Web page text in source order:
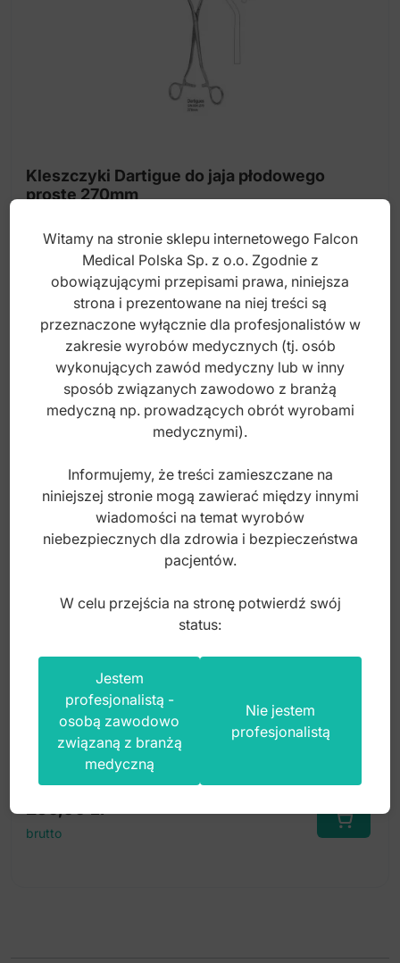
Kleszcze do polipów i jaja płodowego
Kleszcze do histerektomii
Skrobaczka maciczna ostra-giętka
Skrobaczka maciczna ostra-sztywna
Skrobaczka maciczna tępa-giętka
Skrobaczka maciczna tępa-sztywna
Kleszczyki Dartigue do jaja płodowego
proste 270mm
Index: GN.934.270
250,00zł
brutto
Kleszczyki Somer do jaja płodowego zagięte
230mm
Index: GN.939.235
250,00zł
brutto
Witamy na stronie sklepu internetowego Falcon
Medical Polska Sp. z o.o. Zgodnie z
obowiązującymi przepisami prawa, niniejsza
strona i prezentowane na niej treści są
przeznaczone wyłącznie dla profesjonalistów w
zakresie wyrobów medycznych (tj. osób
wykonujących zawód medyczny lub w inny
sposób związanych zawodowo z branżą
medyczną np. prowadzących obrót wyrobami
medycznymi).
Informujemy, że treści zamieszczane na
niniejszej stronie mogą zawierać między innymi
wiadomości na temat wyrobów
niebezpiecznych dla zdrowia i bezpieczeństwa
pacjentów.
W celu przejścia na stronę potwierdź swój
status:
Jestem
profesjonalistą -
osobą zawodowo
związaną z branżą
medyczną
Nie jestem
profesjonalistą